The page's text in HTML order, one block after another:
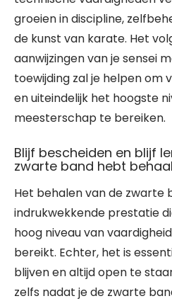
groeien in discipline,
de kunst van karate. Het
aanwijzingen van je sensei
toewijding zal je helpen om
en uiteindelijk het hoogste
meesterschap te bereiken.
Blijf bescheiden en blijf
zwarte band hebt
Het behalen van de zwarte
indrukwekkende prestatie
hoog niveau van
bereikt. Echter, het is
blijven en altijd open te
zelfs nadat je de zwarte